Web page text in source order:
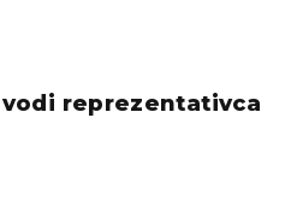
reprezentativca